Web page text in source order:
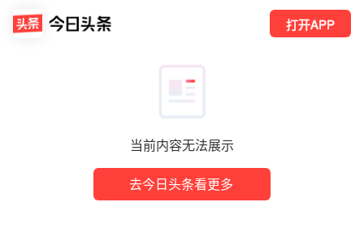
当前内容无法展示
去今日头条看更多
打开APP